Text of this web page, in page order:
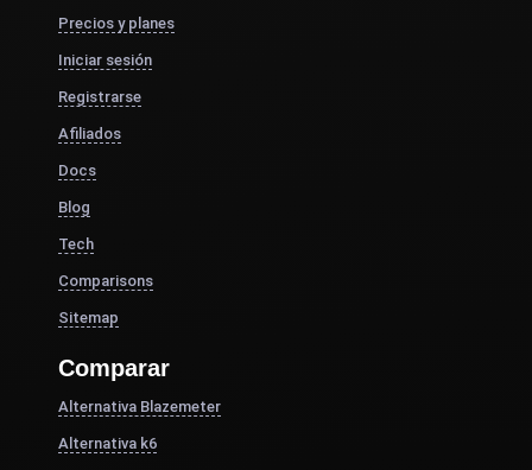
Precios y planes
Iniciar sesión
Registrarse
Afiliados
Docs
Blog
Tech
Comparisons
Sitemap
Comparar
Alternativa Blazemeter
Alternativa k6